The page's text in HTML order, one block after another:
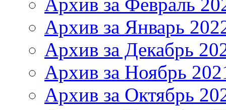
Архив за Январь
Архив за Декабрь
Архив за Ноябрь
Архив за Октябрь